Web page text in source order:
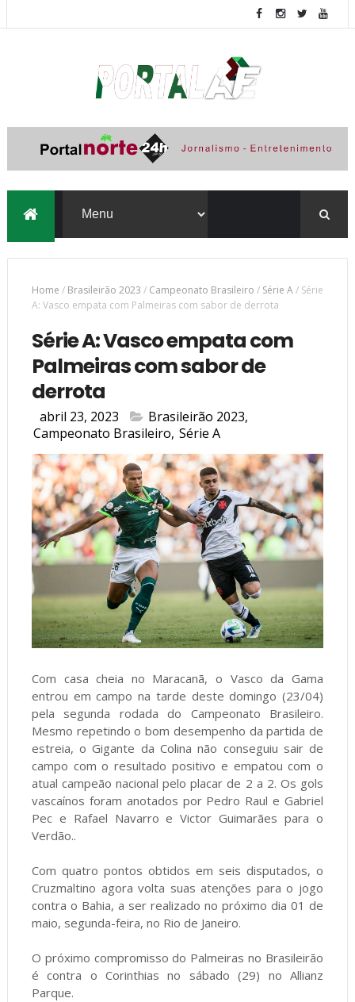
Home / Brasileirão 2023 / Campeonato Brasileiro / Série A/ Série
A: Vasco empata com Palmeiras com sabor de derrota
Série A: Vasco empata com
Palmeiras com sabor de
derrota
abril 23, 2023 Brasileirão 2023,
Campeonato Brasileiro, Série A
Com casa cheia no Maracanã, o Vasco da Gama
entrou em campo na tarde deste domingo (23/04)
pela segunda rodada do Campeonato Brasileiro.
Mesmo repetindo o bom desempenho da partida de
estreia, o Gigante da Colina não conseguiu sair de
campo com o resultado positivo e empatou com o
atual campeão nacional pelo placar de 2 a 2. Os gols
vascaínos foram anotados por Pedro Raul e Gabriel
Pec e Rafael Navarro e Victor Guimarães para o
Verdão..
Com quatro pontos obtidos em seis disputados, o
Cruzmaltino agora volta suas atenções para o jogo
contra o Bahia, a ser realizado no próximo dia 01 de
maio, segunda-feira, no Rio de Janeiro.
O próximo compromisso do Palmeiras no Brasileirão
é contra o Corinthias no sábado (29) no Allianz
Parque.